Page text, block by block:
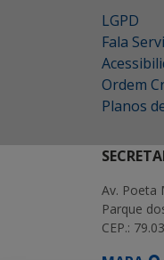
LGPD
Fala
Ordem
Planos
Av. Poeta
Parque
CEP.: